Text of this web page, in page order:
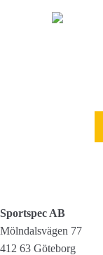
Sportspec AB
Mölndalsvägen 77
412 63 Göteborg